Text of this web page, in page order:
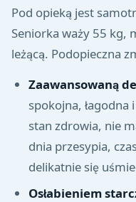
Pod opieką jest
Seniorka waży 55 kg,
leżącą. Podopieczna
Zaawansowaną
spokojna, łagodna
stan zdrowia, nie
dnia przesypia,
delikatnie się
Osłabieniem